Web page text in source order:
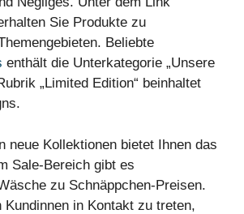
Sie Produkte zu
Beliebte
enthält die Unterkategorie „Unsere
„Limited Edition“ beinhaltet
neue Kollektionen bietet Ihnen das
Sale-Bereich gibt es
zu Schnäppchen-Preisen.
Kundinnen in Kontakt zu treten,